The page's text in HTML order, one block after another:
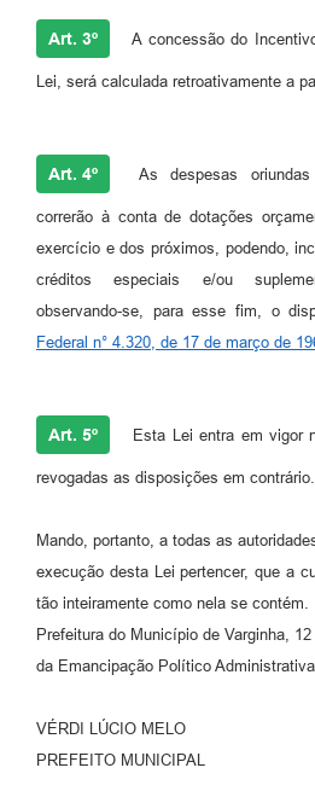
Art. 3º A concessão do
Lei, será calculada retroativamente a
Art. 4º As despesas
correrão à conta de dotações
exercício e dos próximos, podendo,
créditos especiais e/ou
observando-se, para esse fim, o
Federal n° 4.320, de 17 de março de
Art. 5º Esta Lei entra em vigor
revogadas as disposições em contrário.
Mando, portanto, a todas as
execução desta Lei pertencer, que a
tão inteiramente como nela se contém.
Prefeitura do Município de Varginha,
da Emancipação Político
VÉRDI LÚCIO MELO
PREFEITO MUNICIPAL